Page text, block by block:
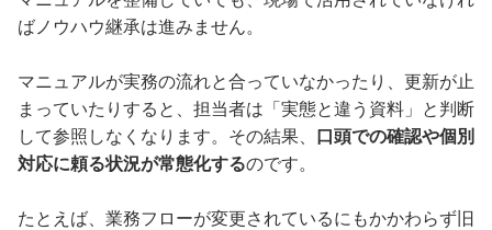
ばノウハウ継承は進みません。
マニュアルが実務の流れと合っていなかったり、更新が止
まっていたりすると、担当者は「実態と違う資料」と判断
して参照しなくなります。その結果、
口頭での確認や個別
対応に頼る状況が常態化するのです。
たとえば、業務フローが変更されているにもかかわらず旧